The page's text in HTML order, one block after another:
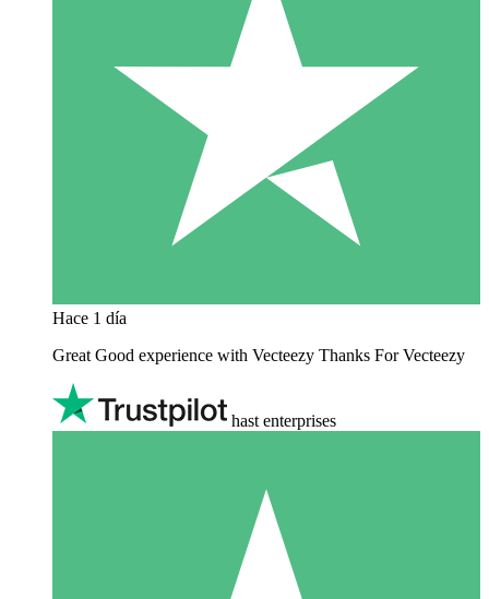
Hace 1 día
Great Good experience with Vecteezy Thanks For Vecteezy
hast enterprises